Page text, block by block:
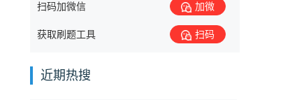
扫码加微信 加微
获取刷题工具 扫码
近期热搜